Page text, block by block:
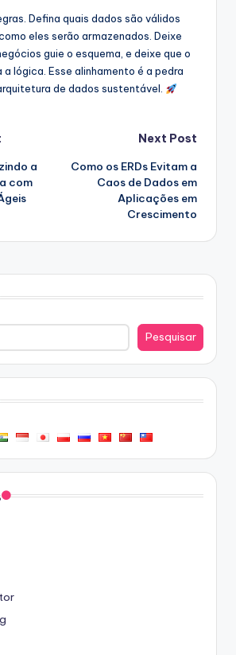
Defina quais dados são válidos
eles serão armazenados. Deixe
guie o esquema, e deixe que o
lógica. Esse alinhamento é a pedra
de dados sustentável.
a
com
Next Post
Como os ERDs Evitam a
Caos de Dados em
Aplicações em
Crescimento
Pesquisar